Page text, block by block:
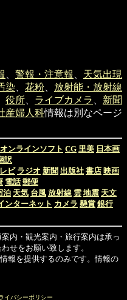
警報・注意報
天気出現
染 花粉
放射能・放射線
役所 ライブカメラ
新聞
産婦人科情報は別なページ
オンラインソフト CG 里美 日本画
訳
ビ ラジオ 新聞 出版社 書店 映画
電話 郵便
泊 天気 台風 放射線 雲 地震 天文
ンターネット カメラ 懸賞 銀行
内・観光案内・旅行案内は承っ
せをお願い致します。
報を提供するのみです。情報の
イバシーポリシー